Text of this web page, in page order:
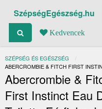
SzépségEgészség.hu
Kedvencek
SZÉPSÉG ÉS EGÉSZSÉG
JELENLEGI:
ABERCROMBIE & FITCH FIRST
Abercrombie &
First Instinct Eau